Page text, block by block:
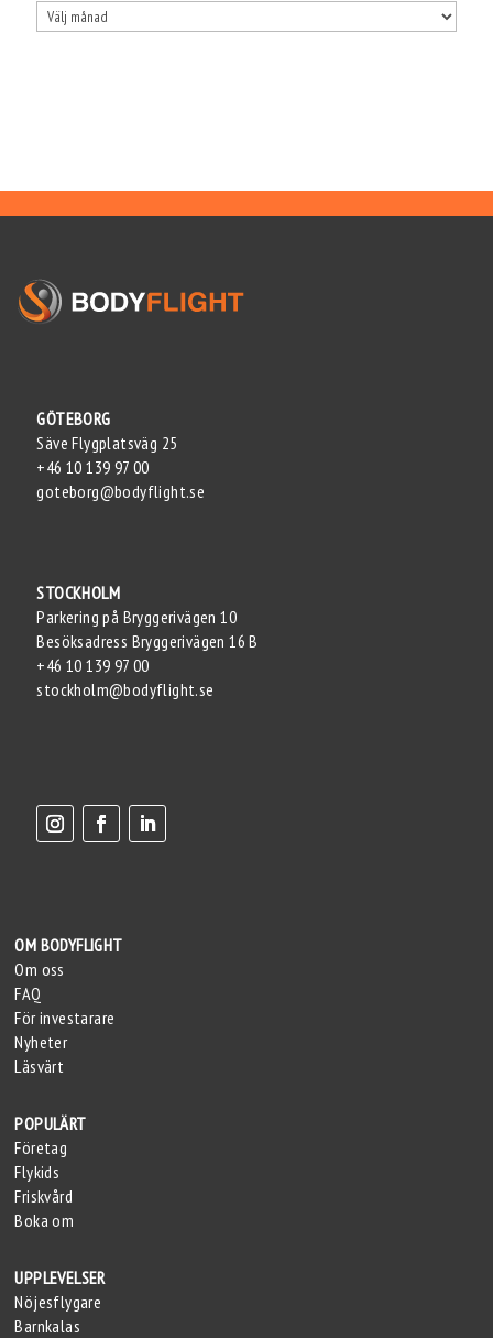
Arkiv
GÖTEBORG
Säve Flygplatsväg 25
+46 10 139 97 00
goteborg@bodyflight.se
STOCKHOLM
Parkering på Bryggerivägen 10
Besöksadress Bryggerivägen 16 B
+46 10 139 97 00
stockholm@bodyflight.se
OM BODYFLIGHT
Om oss
FAQ
För investarare
Nyheter
Läsvärt
POPULÄRT
Företag
Flykids
Friskvård
Boka om
UPPLEVELSER
Nöjesflygare
Barnkalas